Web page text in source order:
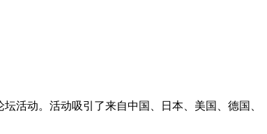
活动。活动吸引了来自中国、日本、美国、德国、